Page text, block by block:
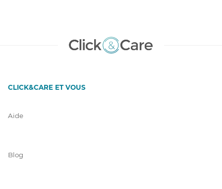
CLICK&CARE ET VOUS
Aide
Blog